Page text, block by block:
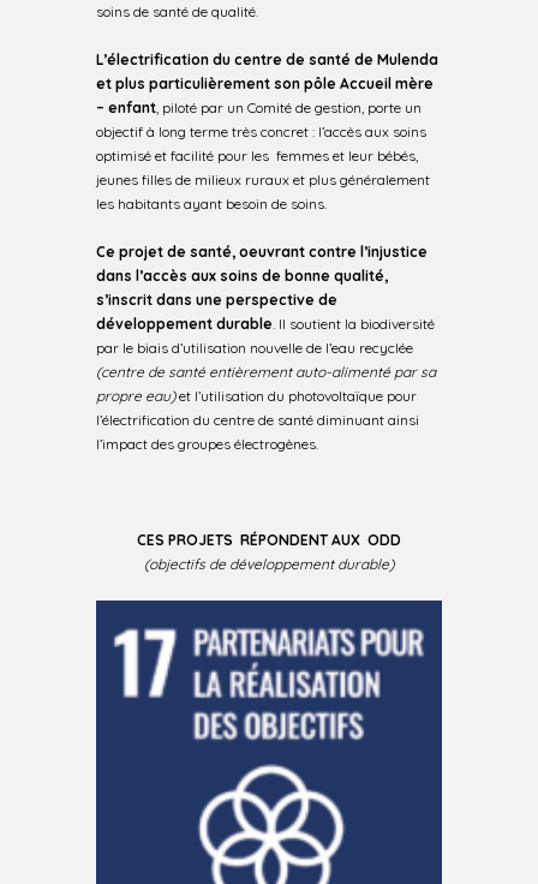
soins de santé de qualité.
L’électrification du centre de santé de Mulenda
et plus particulièrement son pôle Accueil mère
– enfant , piloté par un Comité de gestion, porte un
objectif à long terme très concret : l’accès aux soins
optimisé et facilité pour les femmes et leur bébés,
jeunes filles de milieux ruraux et plus généralement
les habitants ayant besoin de soins.
Ce projet de santé, oeuvrant contre l’injustice
dans l’accès aux soins de bonne qualité,
s’inscrit dans une perspective de
développement durable . Il soutient la biodiversité
par le biais d’utilisation nouvelle de l’eau recyclée
(centre de santé entièrement auto-alimenté par sa
propre eau)et l’utilisation du photovoltaïque pour
l’électrification du centre de santé diminuant ainsi
l’impact des groupes électrogènes.
CES PROJETS RÉPONDENT AUX ODD
(objectifs de développement durable)